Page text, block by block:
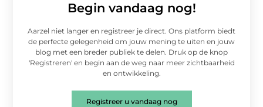
Begin vandaag nog!
Aarzel niet langer en registreer je direct. Ons platform biedt
de perfecte gelegenheid om jouw mening te uiten en jouw
blog met een breder publiek te delen. Druk op de knop
'Registreren' en begin aan de weg naar meer zichtbaarheid
en ontwikkeling.
Registreer u vandaag nog